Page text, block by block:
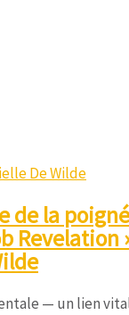
De Wilde
de la
Revelation
— un lien